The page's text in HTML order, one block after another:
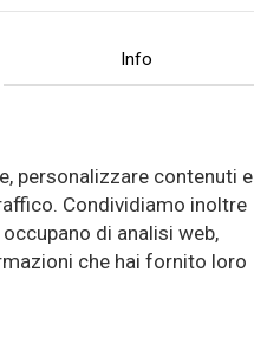
Telefono:02 49751167
Info
personalizzare contenuti e
Condividiamo inoltre
di analisi web,
che hai fornito loro